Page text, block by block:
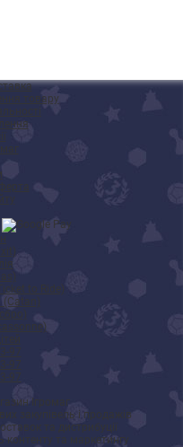
товару
to Ride)
97
97
97
Ігромаг
закупівель і продажів
та дистрибуції
контенту та маркетингу